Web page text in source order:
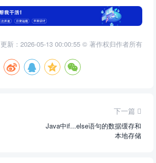
更新：2026-05-13 00:00:55 © 著作权归作者所有
下一篇
Java中if...else语句的数据缓存和
本地存储